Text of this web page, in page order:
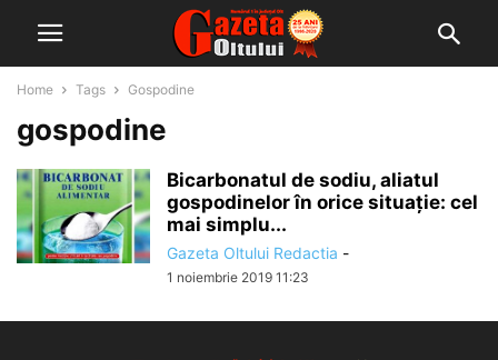
Home Tags Gospodine
gospodine
Bicarbonatul de sodiu, aliatul
gospodinelor în orice situaţie: cel
mai simplu...
Gazeta Oltului Redactia -
1 noiembrie 2019 11:23